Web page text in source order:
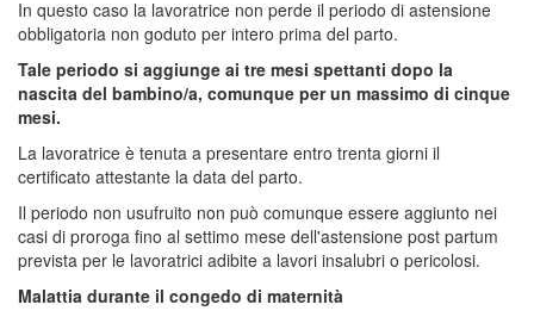
In questo caso la lavoratrice non perde il periodo di astensione
obbligatoria non goduto per intero prima del parto.
Tale periodo si aggiunge ai tre mesi spettanti dopo la
nascita del bambino/a, comunque per un massimo di cinque
mesi.
La lavoratrice è tenuta a presentare entro trenta giorni il
certificato attestante la data del parto.
Il periodo non usufruito non può comunque essere aggiunto nei
casi di proroga fino al settimo mese dell'astensione post partum
prevista per le lavoratrici adibite a lavori insalubri o pericolosi.
Malattia durante il congedo di maternità